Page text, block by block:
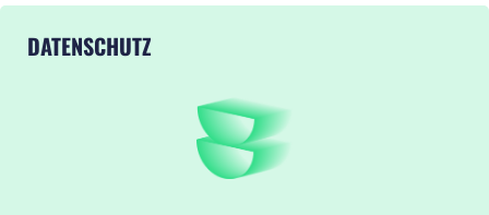
DATENSCHUTZ